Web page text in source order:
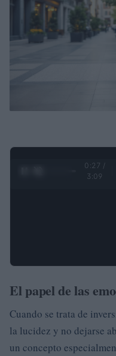
0:28 /
3:09
El papel de las
Cuando se trata de
la lucidez y no dejarse
un concepto